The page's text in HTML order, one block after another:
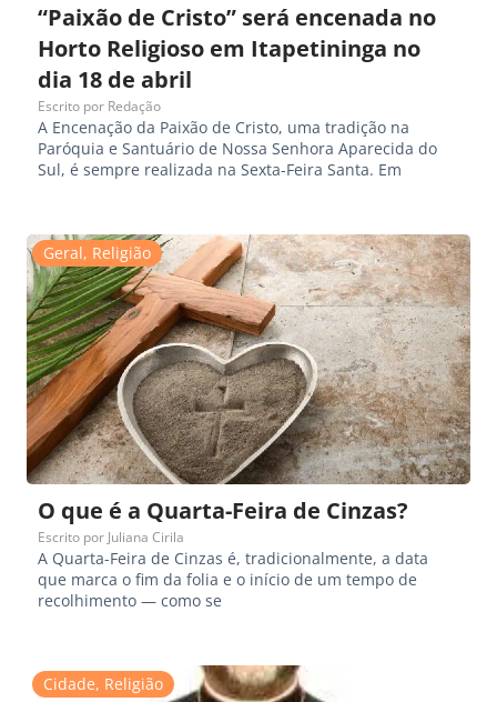
“Paixão de Cristo” será encenada no
Horto Religioso em Itapetininga no
dia 18 de abril
Escrito por Redação
A Encenação da Paixão de Cristo, uma tradição na
Paróquia e Santuário de Nossa Senhora Aparecida do
Sul, é sempre realizada na Sexta-Feira Santa. Em
Geral, Religião
O que é a Quarta-Feira de Cinzas?
Escrito por Juliana Cirila
A Quarta-Feira de Cinzas é, tradicionalmente, a data
que marca o fim da folia e o início de um tempo de
recolhimento — como se
Cidade, Religião